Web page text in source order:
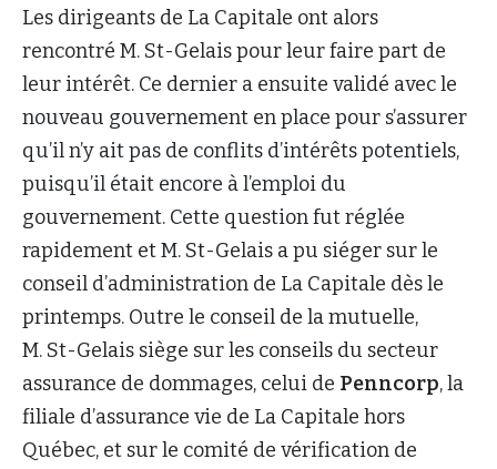
Les dirigeants de La Capitale ont alors
rencontré M. St-Gelais pour leur faire part de
leur intérêt. Ce dernier a ensuite validé avec le
nouveau gouvernement en place pour s’assurer
qu’il n’y ait pas de conflits d’intérêts potentiels,
puisqu’il était encore à l’emploi du
gouvernement. Cette question fut réglée
rapidement et M. St-Gelais a pu siéger sur le
conseil d’administration de La Capitale dès le
printemps. Outre le conseil de la mutuelle,
M. St-Gelais siège sur les conseils du secteur
assurance de dommages, celui de Penncorp, la
filiale d’assurance vie de La Capitale hors
Québec, et sur le comité de vérification de